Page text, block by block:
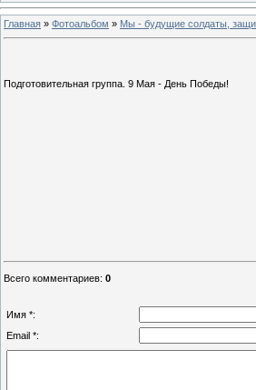
Главная » Фотоальбом » Мы - будущие солдаты,
Подготовительная группа. 9 Мая - День Победы!
Всего комментариев: 0
Имя *:
Email *: